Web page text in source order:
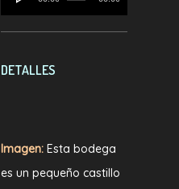
de
DETALLES
Imagen: Esta bodega
es un pequeño castillo